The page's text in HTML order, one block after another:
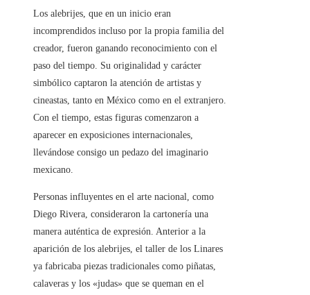
Los alebrijes, que en un inicio eran
incomprendidos incluso por la propia familia del
creador, fueron ganando reconocimiento con el
paso del tiempo. Su originalidad y carácter
simbólico captaron la atención de artistas y
cineastas, tanto en México como en el extranjero.
Con el tiempo, estas figuras comenzaron a
aparecer en exposiciones internacionales,
llevándose consigo un pedazo del imaginario
mexicano.
Personas influyentes en el arte nacional, como
Diego Rivera, consideraron la cartonería una
manera auténtica de expresión. Anterior a la
aparición de los alebrijes, el taller de los Linares
ya fabricaba piezas tradicionales como piñatas,
calaveras y los «judas» que se queman en el